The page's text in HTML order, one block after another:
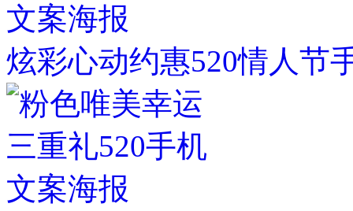
炫彩心动约惠520情人节